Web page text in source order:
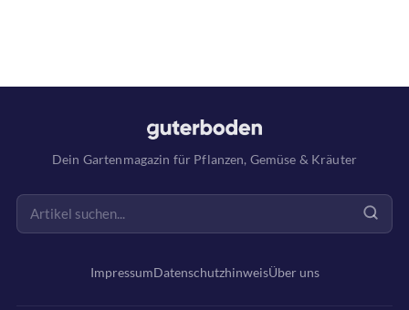
Dein Gartenmagazin für Pflanzen, Gemüse & Kräuter
ImpressumDatenschutzhinweisÜber uns